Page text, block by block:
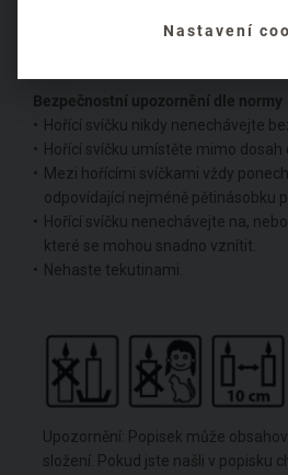
se svíčkou během hoření
Bezpečnostní upozornění dle normy
Hořící svíčku nikdy nenechávejte
Hořící svíčku umístěte mimo
Mezi hořícími svíčkami vždy
odpovídající nejméně pětinásobku
Hořící svíčku nenechávejte na,
které se mohou snadno vznítit.
Nehaste tekutinami.
Upozornění: Popisek může
složení. Pokud jste našli v popisku
Nastavení